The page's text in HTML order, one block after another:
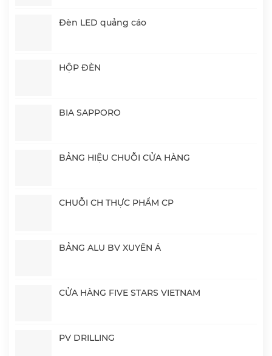
Đèn LED quảng cáo
HỘP ĐÈN
BIA SAPPORO
BẢNG HIỆU CHUỖI CỬA HÀNG
CHUỖI CH THỰC PHẨM CP
BẢNG ALU BV XUYÊN Á
CỬA HÀNG FIVE STARS VIETNAM
PV DRILLING